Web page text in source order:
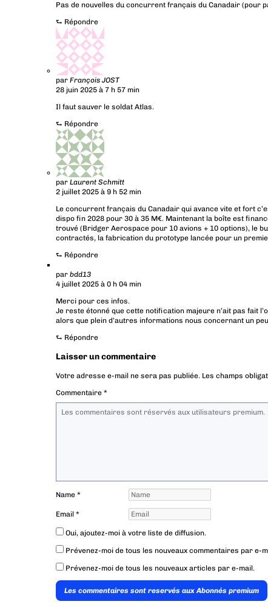
Pas de nouvelles du concurrent français du Canadair (pour
⮑ Répondre
par François JOST
28 juin 2025 à 7 h 57 min
Il faut sauver le soldat Atlas.
⮑ Répondre
par Laurent Schmitt
2 juillet 2025 à 9 h 52 min
Le concurrent français du Canadair qui avance vite et fort
dispo fin 2028 pour 30 à 35 M€. Maintenant la boîte est
trouvé (Bridger Aerospace pour 10 avions + 10 options), le
contractés, la fabrication du prototype lancée pour un
⮑ Répondre
par bdd13
4 juillet 2025 à 0 h 04 min
Merci pour ces infos.
Je reste étonné que cette notification majeure n’ait pas fait
alors que plein d’autres informations nous concernant un
⮑ Répondre
Laisser un commentaire
Votre adresse e-mail ne sera pas publiée. Les champs
Commentaire *
Name *
Email *
Oui, ajoutez-moi à votre liste de diffusion.
Prévenez-moi de tous les nouveaux commentaires par e-
Prévenez-moi de tous les nouveaux articles par e-mail.
Les commentaires sont reservés aux Abonnés premium